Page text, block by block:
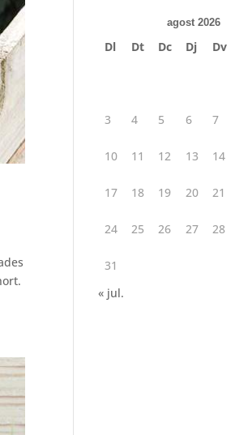
agost 2026
Dl Dt Dc Dj Dv
3 4 5 6 7
10 11 12 13 14
17 18 19 20 21
24 25 26 27 28
31
« jul.